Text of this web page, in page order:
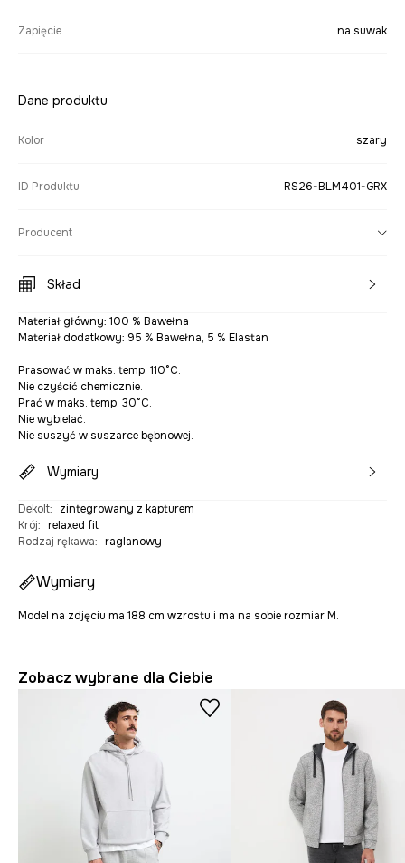
Zapięcie na suwak
Dane produktu
Kolor szary
ID Produktu RS26-BLM401-GRX
Producent
Skład
Materiał główny: 100 % Bawełna
Materiał dodatkowy: 95 % Bawełna, 5 % Elastan
Prasować w maks. temp. 110°C.
Nie czyścić chemicznie.
Prać w maks. temp. 30°C.
Nie wybielać.
Nie suszyć w suszarce bębnowej.
Wymiary
Dekolt:
zintegrowany z kapturem
Krój: relaxed fit
Rodzaj rękawa: raglanowy
Wymiary
Model na zdjęciu ma 188 cm wzrostu i ma na sobie rozmiar M.
Zobacz wybrane dla Ciebie